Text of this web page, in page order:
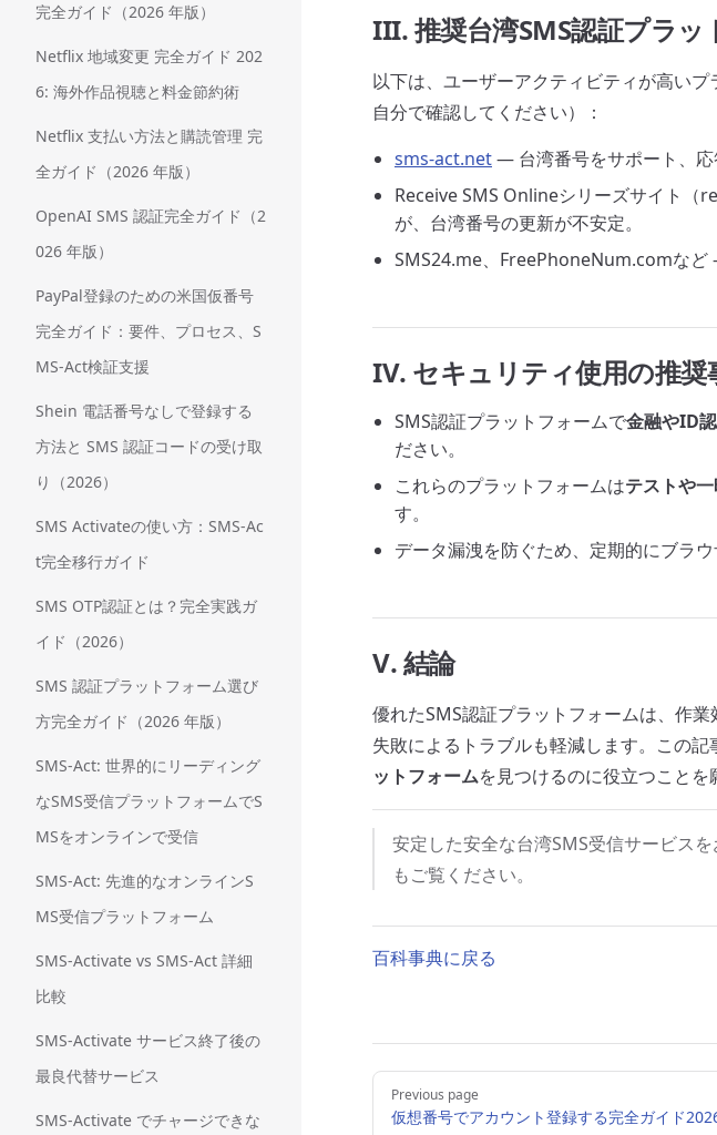
完全ガイド（2026 年版）
Netflix 地域変更 完全ガイド 202
6: 海外作品視聴と料金節約術
Netflix 支払い方法と購読管理 完
全ガイド（2026 年版）
OpenAI SMS 認証完全ガイド（2
026 年版）
PayPal登録のための米国仮番号
完全ガイド：要件、プロセス、S
MS-Act検証支援
Shein 電話番号なしで登録する
方法と SMS 認証コードの受け取
り（2026）
SMS Activateの使い方：SMS-Ac
t完全移行ガイド
SMS OTP認証とは？完全実践ガ
イド（2026）
SMS 認証プラットフォーム選び
方完全ガイド（2026 年版）
SMS-Act: 世界的にリーディング
なSMS受信プラットフォームでS
MSをオンラインで受信
SMS-Act: 先進的なオンラインS
MS受信プラットフォーム
SMS-Activate vs SMS-Act 詳細
比較
SMS-Activate サービス終了後の
最良代替サービス
SMS-Activate でチャージできな
III. 推奨台湾SMS認証プラッ
以下は、ユーザーアクティビティが高い
自分で確認してください）：
sms-act.net— 台湾番号をサポート、応
Receive SMS Onlineシリーズサイト（
が、台湾番号の更新が不安定。
SMS24.me、FreePhoneNum.comなど
IV. セキュリティ使用の推奨
SMS認証プラットフォームで金融やID
ださい。
これらのプラットフォームはテストや
す。
データ漏洩を防ぐため、定期的にブラ
V. 結論
優れたSMS認証プラットフォームは、作
失敗によるトラブルも軽減します。この
ットフォームを見つけるのに役立つことを
安定した安全な台湾SMS受信サービスを
もご覧ください。
百科事典に戻る
Pager
Previous page
仮想番号でアカウント登録する完全ガイド